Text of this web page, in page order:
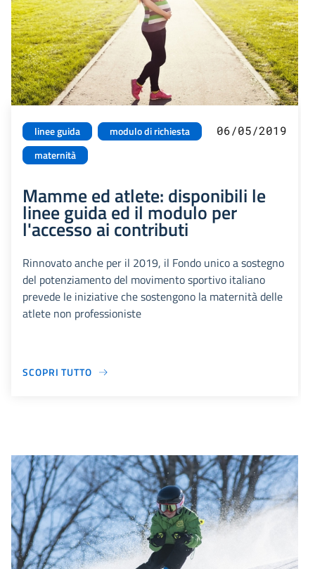
linee guida
modulo di richiesta
maternità
06/05/2019
Mamme ed atlete: disponibili le
linee guida ed il modulo per
l'accesso ai contributi
Rinnovato anche per il 2019, il Fondo unico a sostegno
del potenziamento del movimento sportivo italiano
prevede le iniziative che sostengono la maternità delle
atlete non professioniste
SCOPRI TUTTO